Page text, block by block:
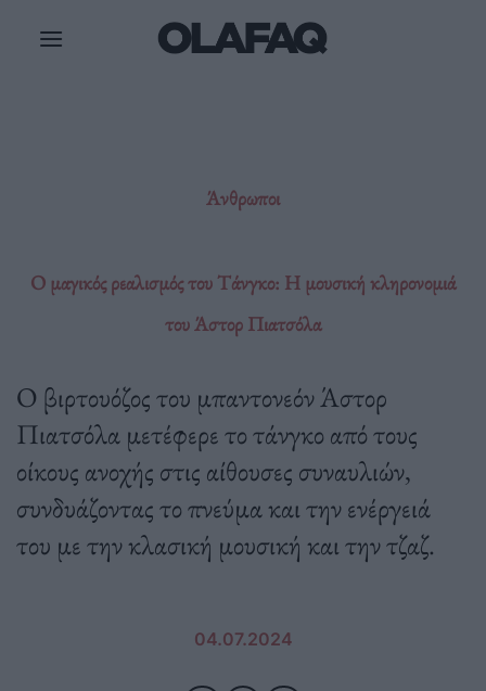
Άνθρωποι
Ο μαγικός ρεαλισμός του Τάνγκο: Η μουσική κληρονομιά
του Άστορ Πιατσόλα
Ο βιρτουόζος του μπαντονεόν Άστορ
Πιατσόλα μετέφερε το τάνγκο από τους
οίκους ανοχής στις αίθουσες συναυλιών,
συνδυάζοντας το πνεύμα και την ενέργειά
του με την κλασική μουσική και την τζαζ.
04.07.2024